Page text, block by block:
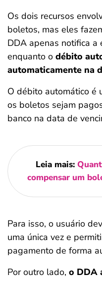
Os dois recursos
boletos, mas eles
DDA apenas notifica a
enquanto o débito
automaticamente na
O débito automático é
os boletos sejam
banco na data de
Leia mais:
compensar um
Para isso, o usuário
uma única vez e
pagamento de forma
Por outro lado, o DDA